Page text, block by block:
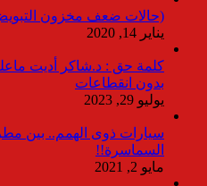
(حالات ضعف مخزون
يناير 14, 2020
بدون انقطاعات
يوليو 29, 2023
سيارات ذوى الهمم.. بين
السماسرة!!
مايو 2, 2021